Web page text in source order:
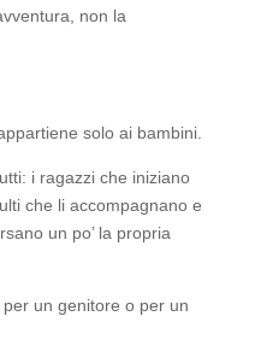
non la
solo ai bambini.
i ragazzi che iniziano
che li accompagnano e
un po’ la propria
un genitore o per un